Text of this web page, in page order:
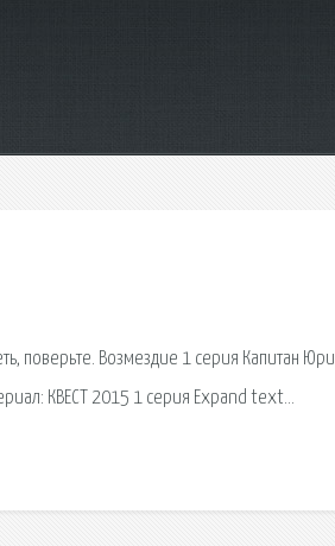
поверьте. Возмездие 1 серия Капитан
КВЕСТ 2015 1 серия Expand text…